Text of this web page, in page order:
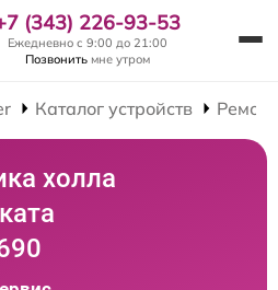
(343) 226-93-53
Ежедневно с 9:00 до 21:00
Позвонить мне утром
Каталог устройств
холла